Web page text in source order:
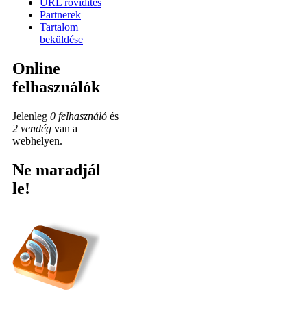
URL rövidítés
Partnerek
Tartalom
beküldése
Online
felhasználók
Jelenleg 0 felhasználó és
2 vendég van a
webhelyen.
Ne maradjál
le!